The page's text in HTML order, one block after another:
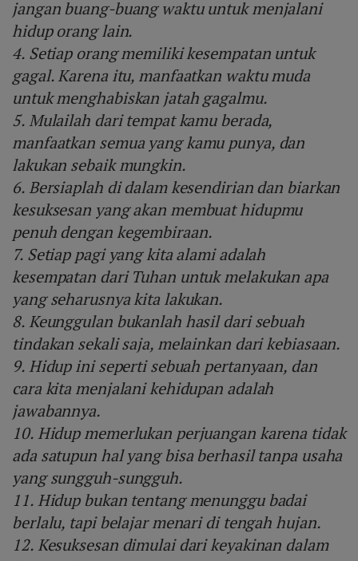
jangan buang-buang waktu untuk menjalani
hidup orang lain.
4. Setiap orang memiliki kesempatan untuk
gagal. Karena itu, manfaatkan waktu muda
untuk menghabiskan jatah gagalmu.
5. Mulailah dari tempat kamu berada,
manfaatkan semua yang kamu punya, dan
lakukan sebaik mungkin.
6. Bersiaplah di dalam kesendirian dan biarkan
kesuksesan yang akan membuat hidupmu
penuh dengan kegembiraan.
7. Setiap pagi yang kita alami adalah
kesempatan dari Tuhan untuk melakukan apa
yang seharusnya kita lakukan.
8. Keunggulan bukanlah hasil dari sebuah
tindakan sekali saja, melainkan dari kebiasaan.
9. Hidup ini seperti sebuah pertanyaan, dan
cara kita menjalani kehidupan adalah
jawabannya.
10. Hidup memerlukan perjuangan karena tidak
ada satupun hal yang bisa berhasil tanpa usaha
yang sungguh-sungguh.
11. Hidup bukan tentang menunggu badai
berlalu, tapi belajar menari di tengah hujan.
12. Kesuksesan dimulai dari keyakinan dalam